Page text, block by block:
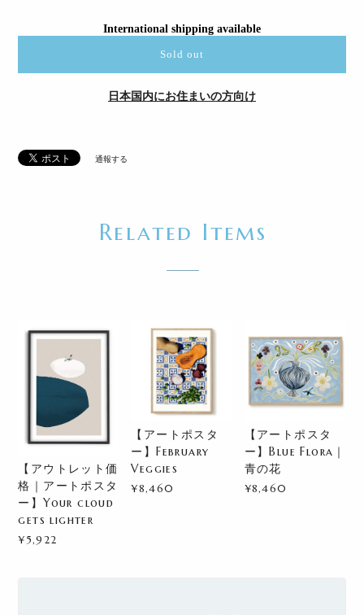
International shipping available
Sold out
日本国内にお住まいの方向け
通報する
Related Items
【アウトレット価
格｜アートポスタ
ー】Your cloud
gets lighter
¥5,922
【アートポスタ
ー】February
Veggies
¥8,460
【アートポスタ
ー】Blue Flora｜
青の花
¥8,460